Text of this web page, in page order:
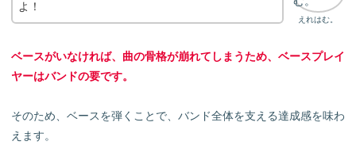
えれはむ。
よ！
ベースがいなければ、曲の骨格が崩れてしまうため、ベースプレイ
ヤーはバンドの要です。
そのため、ベースを弾くことで、バンド全体を支える達成感を味わ
えます。